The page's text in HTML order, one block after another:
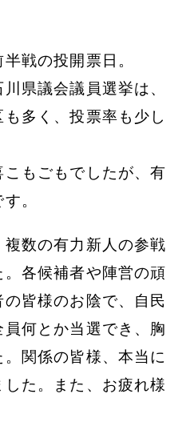
戦の投開票日。
県議会議員選挙は、
多く、投票率も少し
もごもでしたが、有
。
数の有力新人の参戦
各候補者や陣営の頑
皆様のお陰で、自民
何とか当選でき、胸
関係の皆様、本当に
た。また、お疲れ様